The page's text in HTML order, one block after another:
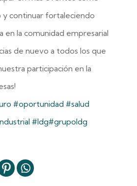
continuar fortaleciendo
en la comunidad empresarial
de nuevo a todos los que
participación en la
#oportunidad #salud
#ldg#grupoldg